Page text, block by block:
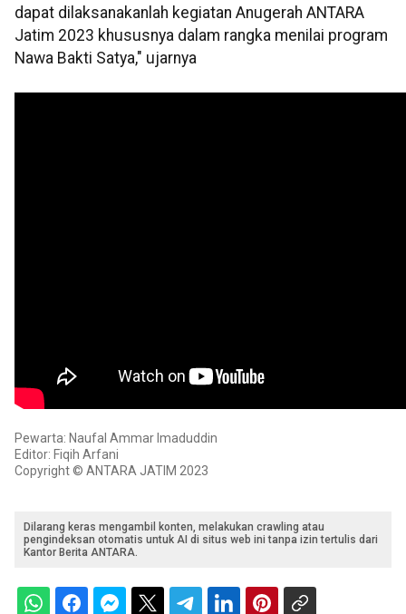
dapat dilaksanakanlah kegiatan Anugerah ANTARA
Jatim 2023 khususnya dalam rangka menilai program
Nawa Bakti Satya," ujarnya
Pewarta: Naufal Ammar Imaduddin
Editor: Fiqih Arfani
Copyright © ANTARA JATIM 2023
Dilarang keras mengambil konten, melakukan crawling atau
pengindeksan otomatis untuk AI di situs web ini tanpa izin tertulis dari
Kantor Berita ANTARA.